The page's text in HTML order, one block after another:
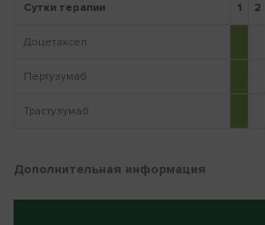
Сутки терапии 1 2
Доцетаксел
Пертузумаб
Трастузумаб
Дополнительная информация